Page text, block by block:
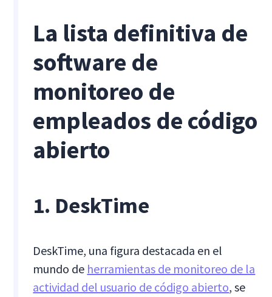
La lista definitiva de
software de
monitoreo de
empleados de código
abierto
1. DeskTime
DeskTime, una figura destacada en el
mundo de herramientas de monitoreo de la
actividad del usuario de código abierto, se